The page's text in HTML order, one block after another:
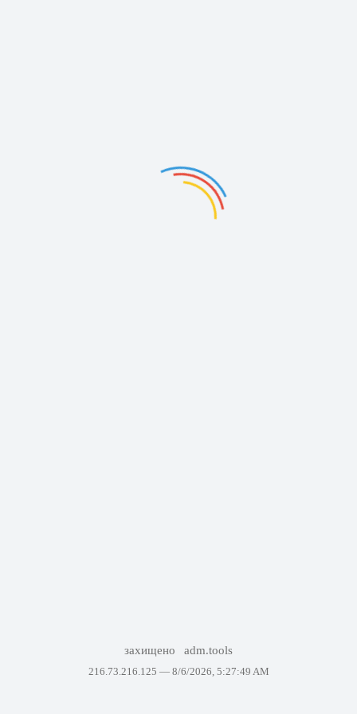
захищено adm.tools
216.73.216.125 — 8/6/2026, 5:27:49 AM